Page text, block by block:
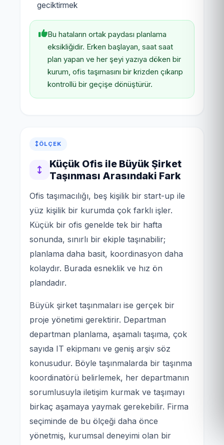
geciktirmek
Bu hataların ortak paydası planlama
eksikliğidir. Erken başlayan, saat saat
plan yapan ve her şeyi yazıya döken bir
kurum, ofis taşımasını bir krizden çıkarıp
kontrollü bir geçişe dönüştürür.
ÖLÇEK
Küçük Ofis ile Büyük Şirket
Taşınması Arasındaki Fark
Ofis taşımacılığı, beş kişilik bir start-up ile
yüz kişilik bir kurumda çok farklı işler.
Küçük bir ofis genelde tek bir hafta
sonunda, sınırlı bir ekiple taşınabilir;
planlama daha basit, koordinasyon daha
kolaydır. Burada esneklik ve hız ön
plandadır.
Büyük şirket taşınmaları ise gerçek bir
proje yönetimi gerektirir. Departman
departman planlama, aşamalı taşıma, çok
sayıda IT ekipmanı ve geniş arşiv söz
konusudur. Böyle taşınmalarda bir taşınma
koordinatörü belirlemek, her departmanın
sorumlusuyla iletişim kurmak ve taşımayı
birkaç aşamaya yaymak gerekebilir. Firma
seçiminde de bu ölçeği daha önce
yönetmiş, kurumsal deneyimi olan bir